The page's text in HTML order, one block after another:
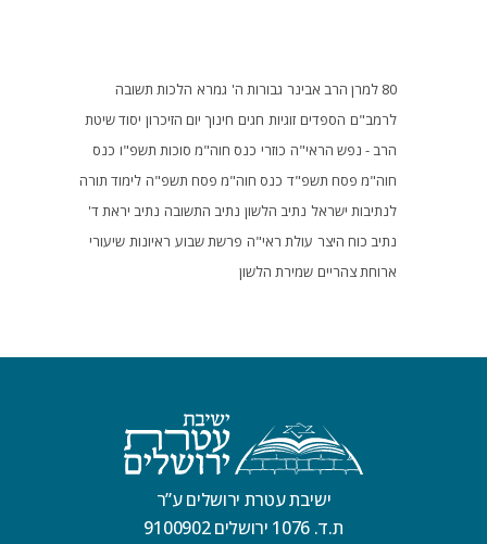
80 למרן הרב אבינר גבורות ה' גמרא הלכות תשובה
לרמב"ם הספדים זוגיות חגים חינוך יום הזיכרון יסוד שיטת
הרב - נפש הראי"ה כוזרי כנס חוה"מ סוכות תשפ"ו כנס
חוה"מ פסח תשפ"ד כנס חוה"מ פסח תשפ"ה לימוד תורה
לנתיבות ישראל נתיב הלשון נתיב התשובה נתיב יראת ד'
נתיב כוח היצר עולת ראי"ה פרשת שבוע ראיונות שיעורי
ארוחת צהריים שמירת הלשון
ישיבת עטרת ירושלים ע”ר
ת.ד. 1076 ירושלים 9100902